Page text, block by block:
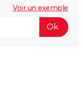
Voir un exemple